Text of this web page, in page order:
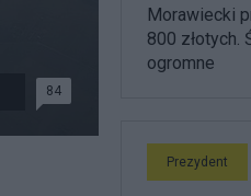
84
Morawiecki
800 złotych.
ogromne
Prezydent